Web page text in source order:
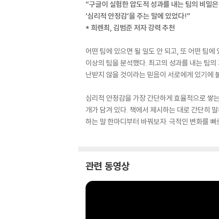
“구글이 실험한 압도적 성과를 내는 팀의 비밀은
‘심리적 안정감’을 주는 말에 있었다!”
* 희렌최, 김범준 저자 강력 추천
어떤 팀에 있으면 될 일도 안 되고, 또 어떤 팀
이상의 팀을 분석했다. 최고의 성과를 내는 팀
난받지 않을 것이라는 믿음이 서로에게 있기에
심리적 안정감을 가장 간단하게 효율적으로 쌓
개가 담겨 있다. 책에서 제시하는 대로 간단히
하는 말 한마디부터 바꿔보자. 극적인 변화를
관련 동영상